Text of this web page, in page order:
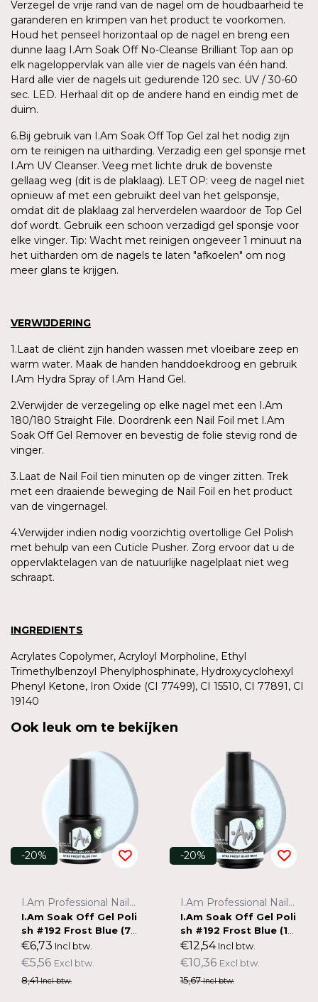
Verzegel de vrije rand van de nagel om de houdbaarheid te
garanderen en krimpen van het product te voorkomen.
Houd het penseel horizontaal op de nagel en breng een
dunne laag I.Am Soak Off No-Cleanse Brilliant Top aan op
elk nageloppervlak van alle vier de nagels van één hand.
Hard alle vier de nagels uit gedurende 120 sec. UV / 30-60
sec. LED. Herhaal dit op de andere hand en eindig met de
duim.
6.Bij gebruik van I.Am Soak Off Top Gel zal het nodig zijn
om te reinigen na uitharding. Verzadig een gel sponsje met
I.Am UV Cleanser. Veeg met lichte druk de bovenste
gellaag weg (dit is de plaklaag). LET OP: veeg de nagel niet
opnieuw af met een gebruikt deel van het gelsponsje,
omdat dit de plaklaag zal herverdelen waardoor de Top Gel
dof wordt. Gebruik een schoon verzadigd gel sponsje voor
elke vinger. Tip: Wacht met reinigen ongeveer 1 minuut na
het uitharden om de nagels te laten "afkoelen" om nog
meer glans te krijgen.
VERWIJDERING
1.Laat de cliënt zijn handen wassen met vloeibare zeep en
warm water. Maak de handen handdoekdroog en gebruik
I.Am Hydra Spray of I.Am Hand Gel.
2.Verwijder de verzegeling op elke nagel met een I.Am
180/180 Straight File. Doordrenk een Nail Foil met I.Am
Soak Off Gel Remover en bevestig de folie stevig rond de
vinger.
3.Laat de Nail Foil tien minuten op de vinger zitten. Trek
met een draaiende beweging de Nail Foil en het product
van de vingernagel.
4.Verwijder indien nodig voorzichtig overtollige Gel Polish
met behulp van een Cuticle Pusher. Zorg ervoor dat u de
oppervlaktelagen van de natuurlijke nagelplaat niet weg
schraapt.
INGREDIENTS
Acrylates Copolymer, Acryloyl Morpholine, Ethyl
Trimethylbenzoyl Phenylphosphinate, Hydroxycyclohexyl
Phenyl Ketone, Iron Oxide (CI 77499), CI 15510, CI 77891, CI
19140
Ook leuk om te bekijken
-20%
I.Am Professional Nail Systems
I.Am Soak Off Gel Poli
sh #192 Frost Blue (7
ml)
€6,73 Incl btw.
€5,56 Excl btw.
8,41Incl btw.
-20%
I.Am Professional Nail Systems
I.Am Soak Off Gel Poli
sh #192 Frost Blue (15
ml)
€12,54Incl btw.
€10,36 Excl btw.
15,67Incl btw.